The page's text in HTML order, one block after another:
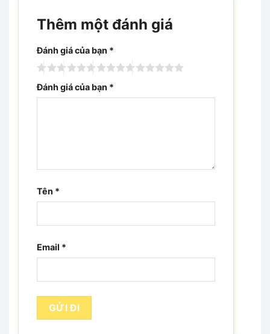
Thêm một đánh giá
Đánh giá của bạn *
Đánh giá của bạn *
Tên *
Email *